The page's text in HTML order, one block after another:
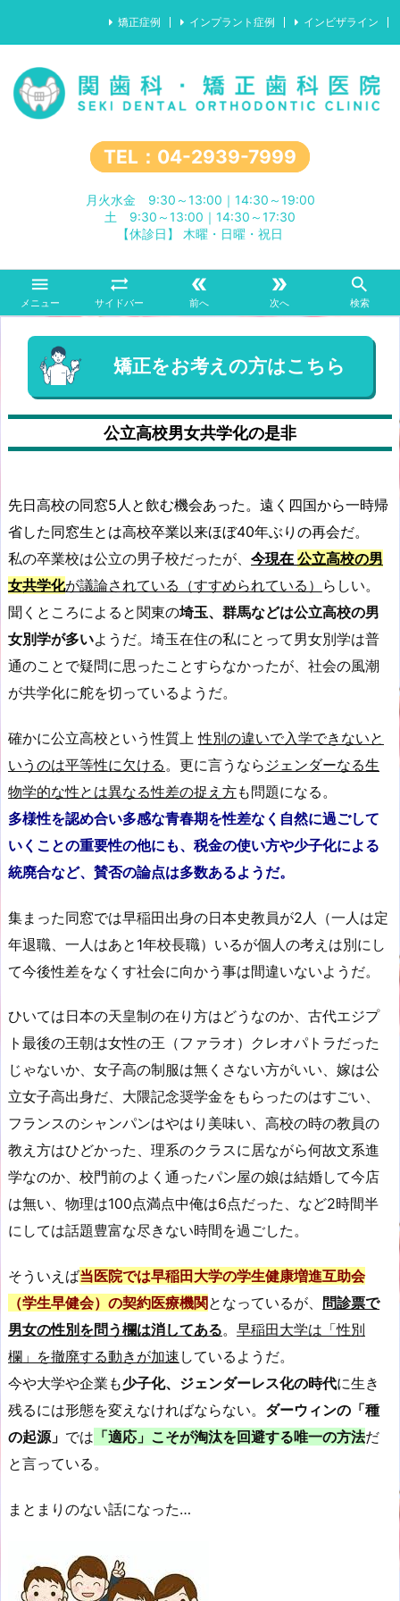
TEL：04-2939-7999
月火水金 9:30～13:00｜14:30～19:00
土 9:30～13:00｜14:30～17:30
【休診日】 木曜・日曜・祝日

メニュー

サイドバー

前へ

次へ

検索
矯正症例 インプラント症例 インビザライン
矯正をお考えの方はこちら
公立高校男女共学化の是非
先日高校の同窓5人と飲む機会あった。遠く四国から一時帰
省した同窓生とは高校卒業以来ほぼ40年ぶりの再会だ。
私の卒業校は公立の男子校だったが、 今現在 公立高校の男
女共学化が議論されている（すすめられている） らしい。
聞くところによると関東の埼玉、群馬などは公立高校の男
女別学が多いようだ。埼玉在住の私にとって男女別学は普
通のことで疑問に思ったことすらなかったが、社会の風潮
が共学化に舵を切っているようだ。
確かに公立高校という性質上性別の違いで入学できないと
いうのは平等性に欠ける 。更に言うなら ジェンダーなる生
物学的な性とは異なる性差の捉え方も問題になる。
多様性を認め合い多感な青春期を性差なく自然に過ごして
いくことの重要性の他にも、税金の使い方や少子化による
統廃合など、賛否の論点は多数あるようだ。
集まった同窓では早稲田出身の日本史教員が2人（一人は定
年退職、一人はあと1年校長職）いるが個人の考えは別にし
て今後性差をなくす社会に向かう事は間違いないようだ。
ひいては日本の天皇制の在り方はどうなのか、古代エジプ
ト最後の王朝は女性の王（ファラオ）クレオパトラだった
じゃないか、女子高の制服は無くさない方がいい、嫁は公
立女子高出身だ、大隈記念奨学金をもらったのはすごい、
フランスのシャンパンはやはり美味い、高校の時の教員の
教え方はひどかった、理系のクラスに居ながら何故文系進
学なのか、校門前のよく通ったパン屋の娘は結婚して今店
は無い、物理は100点満点中俺は6点だった、など2時間半
にしては話題豊富な尽きない時間を過ごした。
そういえば当医院では早稲田大学の学生健康増進互助会
（学生早健会）の契約医療機関 となっているが、 問診票で
男女の性別を問う欄は消してある。 早稲田大学は「性別
欄」を撤廃する動きが加速 しているようだ。
今や大学や企業も少子化、ジェンダーレス化の時代に生き
残るには形態を変えなければならない。 ダーウィンの「種
の起源」 では 「適応」こそが淘汰を回避する唯一の方法だ
と言っている。
まとまりのない話になった…